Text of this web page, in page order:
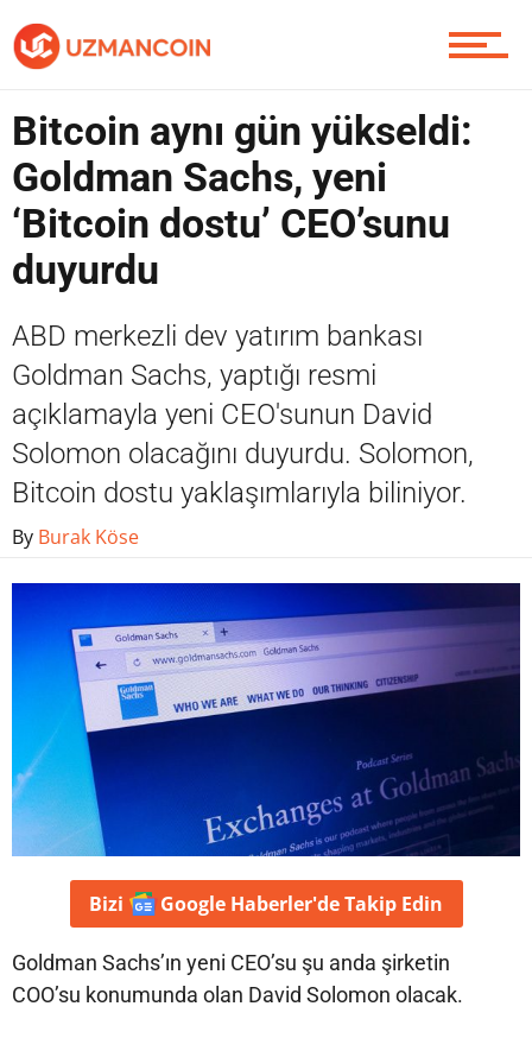
Yazarlardan
Piyasa
Soru Sor
Contact / İletişim
Bitcoin aynı gün yükseldi:
Goldman Sachs, yeni
‘Bitcoin dostu’ CEO’sunu
duyurdu
ABD merkezli dev yatırım bankası
Goldman Sachs, yaptığı resmi
açıklamayla yeni CEO'sunun David
Solomon olacağını duyurdu. Solomon,
Bitcoin dostu yaklaşımlarıyla biliniyor.
By Burak Köse
Bizi Google Haberler'deTakip Edin
Goldman Sachs’ın yeni CEO’su şu anda şirketin
COO’su konumunda olan David Solomon olacak.